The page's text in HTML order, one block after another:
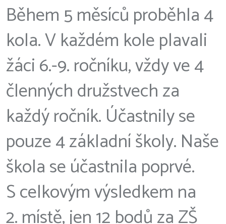
Během 5 měsíců proběhla 4
kola. V každém kole plavali
žáci 6.-9. ročníku, vždy ve 4
členných družstvech za
každý ročník. Účastnily se
pouze 4 základní školy. Naše
škola se účastnila poprvé.
S celkovým výsledkem na
2. místě, jen 12 bodů za ZŠ